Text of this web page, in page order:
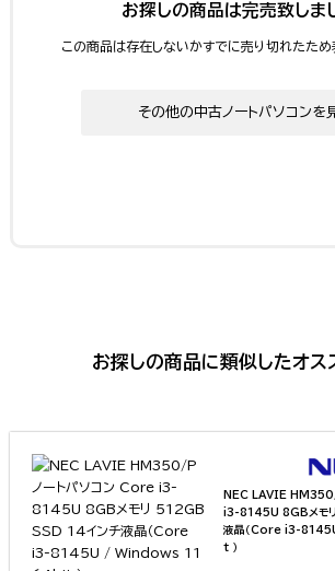
お探しの商品は完売致しま
この商品は存在しないかすでに売り切れたため
その他の中古ノートパソコンを
お探しの商品に類似したオス
NEC LAVIE HM350/
i3-8145U 8GBメモ
液晶（Core i3-
t ）